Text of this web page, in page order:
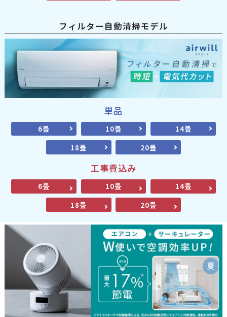
フィルター自動清掃モデル
単品
6畳 10畳
14畳
18畳
20畳
工事費込み
6畳 10畳
14畳
18畳
20畳